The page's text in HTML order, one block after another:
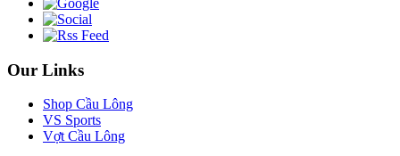
Our Links
Shop Cầu Lông
VS Sports
Vợt Cầu Lông